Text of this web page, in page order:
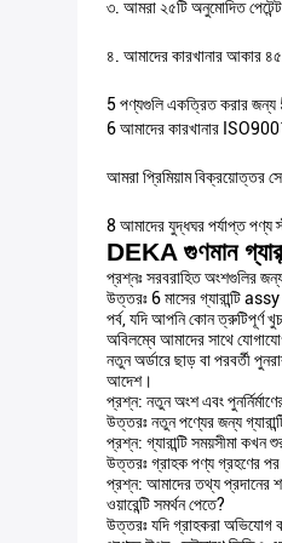
৩. আমরা ২৫টি অনুমোদিত
৪. আমাদের কারখানার আকার
5 পণ্যগুলি একত্রিত করার জন্য
6 আমাদের কারখানার
আমরা প্রিমিয়াম বিক্রয়োত্তর
8 আমাদের যুদ্ধঘর পর্যাপ্ত পণ্য
DEKA গুণমান
প্রশ্নঃ সরবরাহিত অংশগুলির
উত্তরঃ 6 মাসের গ্যারান্টি
পর্ব, যদি আপনি কোন ত্রুটিপূর্ণ
অবিলম্বে আমাদের সাথে
নতুন অর্ডারে ছাড় বা পরবর্তী
আদেশ।
প্রশ্ন: নতুন অংশ এবং
উত্তরঃ নতুন পণ্যের জন্য
প্রশ্ন: গ্যারান্টি সময়সীমা কখন
উত্তরঃ গ্রাহক পণ্য গ্রহণের পর
প্রশ্ন: আমাদের তথ্য প্রদানের
ওয়ারেন্টি সমর্থন পেতে?
উত্তরঃ যদি গ্রাহকরা অভিযোগ